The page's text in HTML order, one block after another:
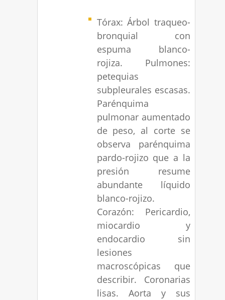
Tórax: Árbol traqueo-
bronquial con
espuma blanco-
rojiza. Pulmones:
petequias
subpleurales escasas.
Parénquima
pulmonar aumentado
de peso, al corte se
observa parénquima
pardo-rojizo que a la
presión resume
abundante líquido
blanco-rojizo.
Corazón: Pericardio,
miocardio y
endocardio sin
lesiones
macroscópicas que
describir. Coronarias
lisas. Aorta y sus